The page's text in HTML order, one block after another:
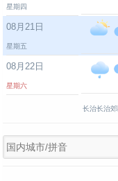
星期四
08月21日
星期五
08月22日
星期六
长治长治